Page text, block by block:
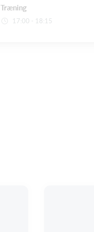
Træning
17:00 - 18:15